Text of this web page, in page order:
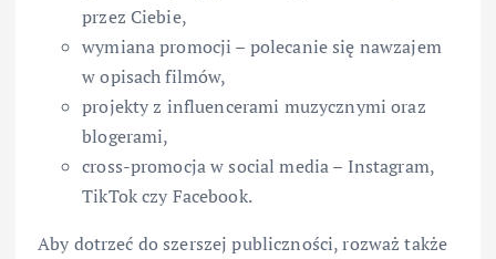
przez Ciebie,
wymiana promocji – polecanie się nawzajem
w opisach filmów,
projekty z influencerami muzycznymi oraz
blogerami,
cross-promocja w social media – Instagram,
TikTok czy Facebook.
Aby dotrzeć do szerszej publiczności, rozważ także